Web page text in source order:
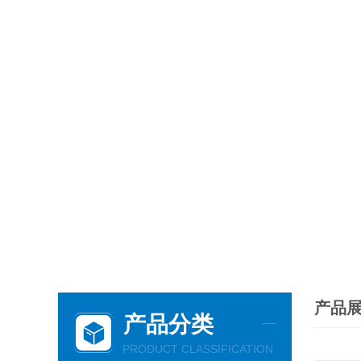
产品分类
PRODUCT CLASSIFICATION
产品